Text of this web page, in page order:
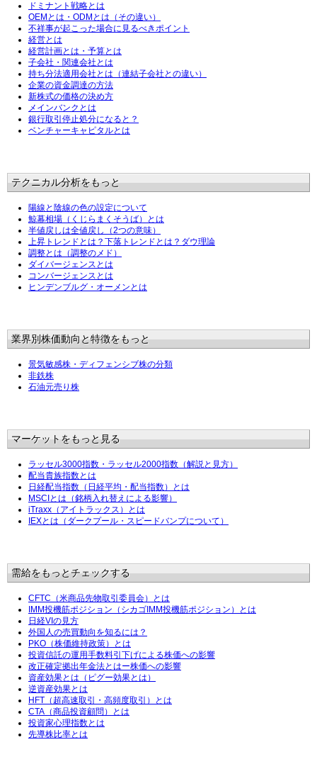
ドミナント戦略とは
OEMとは・ODMとは（その違い）
不祥事が起こった場合に見るべきポイント
経営とは
経営計画とは・予算とは
子会社・関連会社とは
持ち分法適用会社とは（連結子会社との違い）
企業の資金調達の方法
新株式の価格の決め方
メインバンクとは
銀行取引停止処分になると？
ベンチャーキャピタルとは
テクニカル分析をもっと
陽線と陰線の色の設定について
鯨幕相場（くじらまくそうば）とは
半値戻しは全値戻し（2つの意味）
上昇トレンドとは？下落トレンドとは？ダウ理論
調整とは（調整のメド）
ダイバージェンスとは
コンバージェンスとは
ヒンデンブルグ・オーメンとは
業界別株価動向と特徴をもっと
景気敏感株・ディフェンシブ株の分類
非鉄株
石油元売り株
マーケットをもっと見る
ラッセル3000指数・ラッセル2000指数（解説と見方）
配当貴族指数とは
日経配当指数（日経平均・配当指数）とは
MSCIとは（銘柄入れ替えによる影響）
iTraxx（アイトラックス）とは
IEXとは（ダークプール・スピードバンプについて）
需給をもっとチェックする
CFTC（米商品先物取引委員会）とは
IMM投機筋ポジション（シカゴIMM投機筋ポジション）とは
日経VIの見方
外国人の売買動向を知るには？
PKO（株価維持政策）とは
投資信託の運用手数料引下げによる株価への影響
改正確定拠出年金法とはー株価への影響
資産効果とは（ピグー効果とは）
逆資産効果とは
HFT（超高速取引・高頻度取引）とは
CTA（商品投資顧問）とは
投資家心理指数とは
先導株比率とは